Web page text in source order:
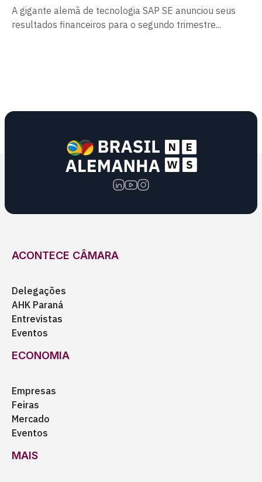
A gigante alemã de tecnologia SAP SE anunciou seus
resultados financeiros para o segundo trimestre...
ACONTECE CÂMARA
Delegações
AHK Paraná
Entrevistas
Eventos
ECONOMIA
Empresas
Feiras
Mercado
Eventos
MAIS